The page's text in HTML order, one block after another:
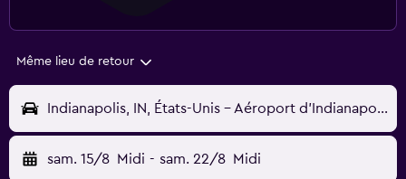
Même lieu de retour
Indianapolis, IN, États-Unis - Aéroport d'Indianapolis (IND)
sam. 15/8 Midi - sam. 22/8 Midi